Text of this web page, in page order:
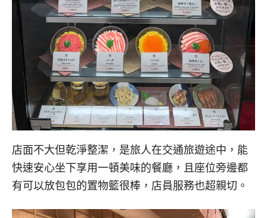
店面不大但乾淨整潔，是旅人在交通旅遊途中，能
快速安心坐下享用一頓美味的餐廳，且座位旁邊都
有可以放包包的置物籃很棒，店員服務也超親切。